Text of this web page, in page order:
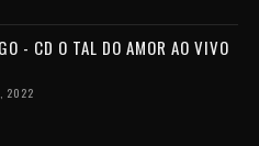
- CD O TAL DO AMOR AO VIVO
2022